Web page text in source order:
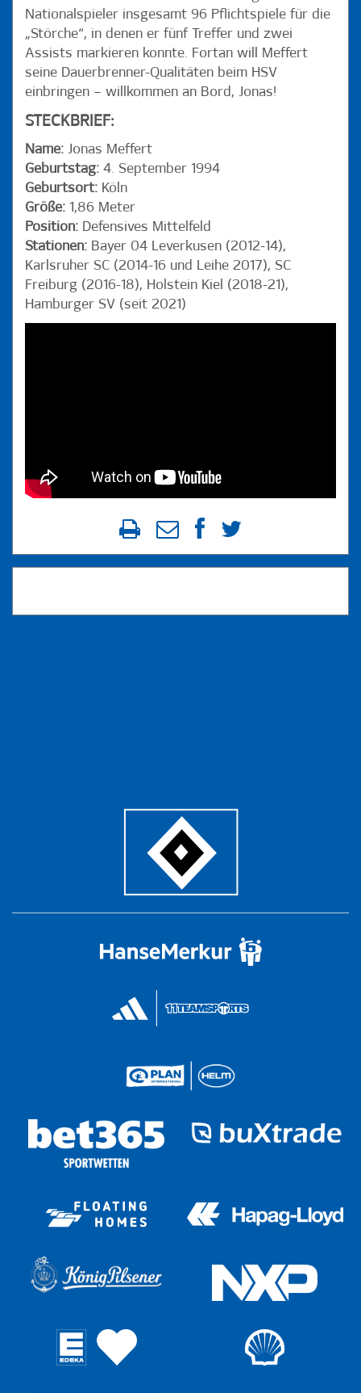
Nationalspieler insgesamt 96 Pflichtspiele für die
„Störche“, in denen er fünf Treffer und zwei
Assists markieren konnte. Fortan will Meffert
seine Dauerbrenner-Qualitäten beim HSV
einbringen – willkommen an Bord, Jonas!
STECKBRIEF:
Name: Jonas Meffert
Geburtstag: 4. September 1994
Geburtsort: Köln
Größe: 1,86 Meter
Position: Defensives Mittelfeld
Stationen: Bayer 04 Leverkusen (2012-14),
Karlsruher SC (2014-16 und Leihe 2017), SC
Freiburg (2016-18), Holstein Kiel (2018-21),
Hamburger SV (seit 2021)